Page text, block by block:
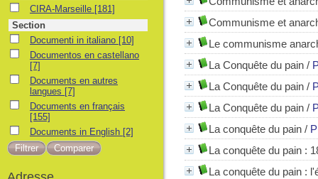
Communisme et
Le communisme
La Conquête du pain /
La Conquête du pain /
La Conquête du pain /
La conquête du pain /
La conquête du pain :
La conquête du pain :
CIRA-Marseille
CIRA-Marseille [181]
Section
Documenti in italiano
Documenti in italiano [10]
Documentos en castellano
Documentos en castellano
[7]
Documents en autres langues
Documents en autres
langues [7]
Documents en français
Documents en français
[155]
Documents in English
Documents in English [2]